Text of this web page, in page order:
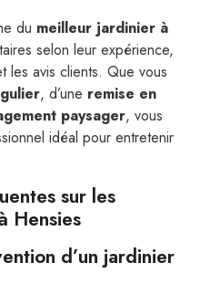
du meilleur jardinier à
selon leur expérience,
les avis clients. Que vous
, d’une remise en
paysager, vous
idéal pour entretenir
sur les
Hensies
d’un jardinier